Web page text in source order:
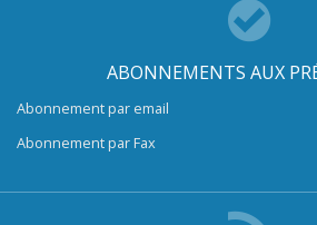
ABONNEMENTS AUX
Abonnement par email
Abonnement par Fax